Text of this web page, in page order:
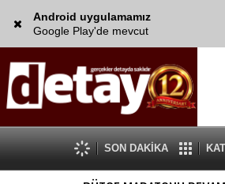
Android uygulamamız
Google Play'de mevcut
SON DAKİKA